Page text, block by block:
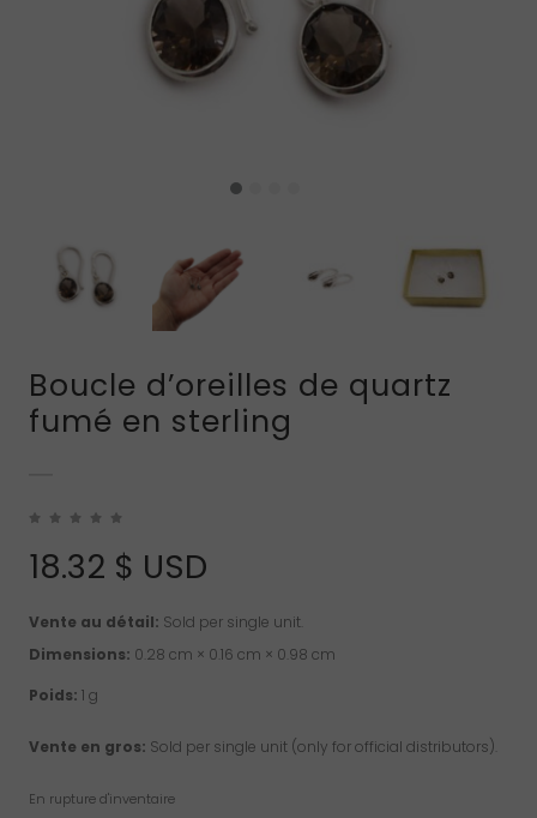
Boucle d’oreilles de quartz
fumé en sterling
18.32 $ USD
Vente au détail: Sold per single unit.
Dimensions: 0.28 cm × 0.16 cm × 0.98 cm
Poids: 1 g
Vente en gros: Sold per single unit (only for official distributors).
En rupture d'inventaire